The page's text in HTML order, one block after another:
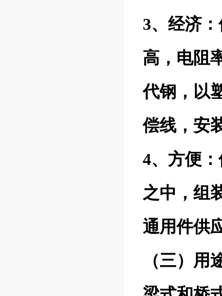
3、经济
高，电阻
代钢，以
偿线，安
4、方便
之中，组
通用件供
（三）